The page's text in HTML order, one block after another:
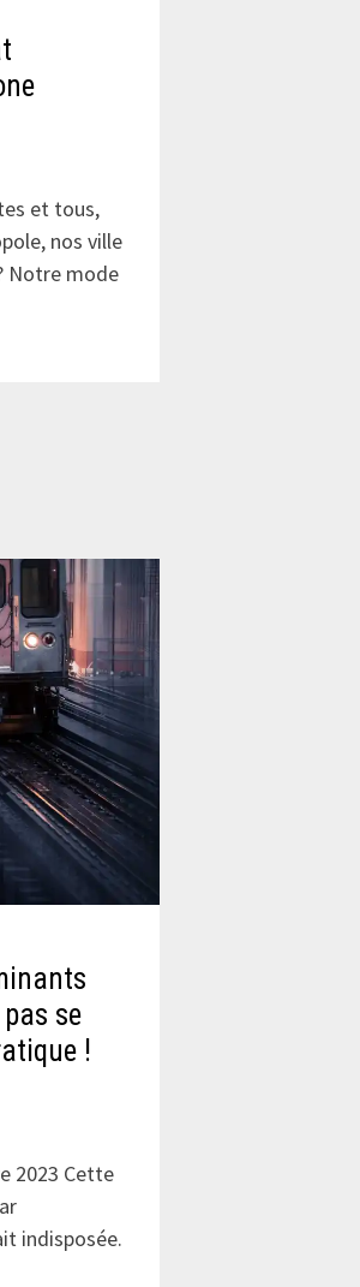
et tous,
nos ville
Notre mode
se
!
2023 Cette
indisposée.